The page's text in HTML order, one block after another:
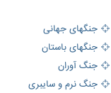
جنگهای جهانی
جنگهای باستان
جنگ آوران
جنگ نرم و سایبری